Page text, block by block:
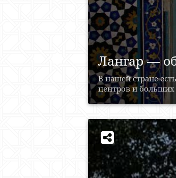
Лангар —
В нашей стране
центров и больших